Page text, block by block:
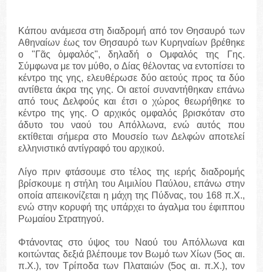
Κάπου ανάμεσα στη διαδρομή από τον Θησαυρό των
Αθηναίων έως τον Θησαυρό των Κυρηναίων βρέθηκε
ο "Γᾶς ὀμφαλός", δηλαδή ο Ομφαλός της Γης.
Σύμφωνα με τον μύθο, ο Δίας θέλοντας να εντοπίσει το
κέντρο της γης, ελευθέρωσε δύο αετούς προς τα δύο
αντίθετα άκρα της γης. Οι αετοί συναντήθηκαν επάνω
από τους Δελφούς και έτσι ο χώρος θεωρήθηκε το
κέντρο της γης. Ο αρχικός ομφαλός βρισκόταν στο
άδυτο του ναού του Απόλλωνα, ενώ αυτός που
εκτίθεται σήμερα στο Μουσείο των Δελφών αποτελεί
ελληνιστικό αντίγραφό του αρχικού.
Λίγο πριν φτάσουμε στο τέλος της ιερής διαδρομής
βρίσκουμε η στήλη του Αιμιλίου Παύλου, επάνω στην
οποία απεικονίζεται η μάχη της Πύδνας, του 168 π.Χ.,
ενώ στην κορυφή της υπάρχει το άγαλμα του έφιππου
Ρωμαίου Στρατηγού.
Φτάνοντας στο ύψος του Ναού του Απόλλωνα και
κοιτώντας δεξιά βλέπουμε τον Βωμό των Χίων (5ος αι.
π.Χ.), τον Τρίποδα των Πλαταιών (5ος αι. π.Χ.), τον